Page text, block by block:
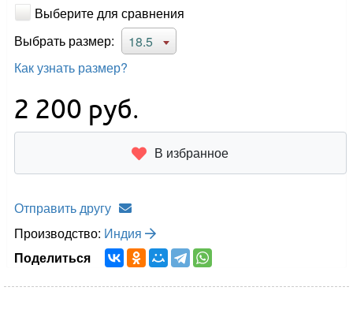
Выберите для сравнения
Выбрать размер:
18.5
Как узнать размер?
2 200 руб.
В избранное
Отправить другу
Производство: Индия
Поделиться